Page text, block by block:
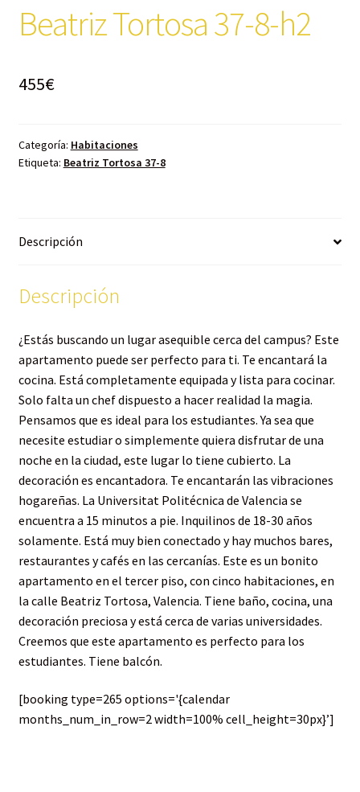
Beatriz Tortosa 37-8-h2
455€
Categoría: Habitaciones
Etiqueta: Beatriz Tortosa 37-8
Descripción
Descripción
¿Estás buscando un lugar asequible cerca del campus? Este
apartamento puede ser perfecto para ti. Te encantará la
cocina. Está completamente equipada y lista para cocinar.
Solo falta un chef dispuesto a hacer realidad la magia.
Pensamos que es ideal para los estudiantes. Ya sea que
necesite estudiar o simplemente quiera disfrutar de una
noche en la ciudad, este lugar lo tiene cubierto. La
decoración es encantadora. Te encantarán las vibraciones
hogareñas. La Universitat Politécnica de Valencia se
encuentra a 15 minutos a pie. Inquilinos de 18-30 años
solamente. Está muy bien conectado y hay muchos bares,
restaurantes y cafés en las cercanías. Este es un bonito
apartamento en el tercer piso, con cinco habitaciones, en
la calle Beatriz Tortosa, Valencia. Tiene baño, cocina, una
decoración preciosa y está cerca de varias universidades.
Creemos que este apartamento es perfecto para los
estudiantes. Tiene balcón.
[booking type=265 options='{calendar
months_num_in_row=2 width=100% cell_height=30px}’]